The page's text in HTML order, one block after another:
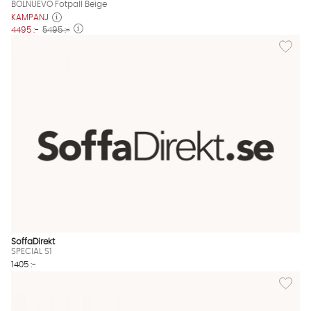
BOLNUEVO Fotpall Beige
KAMPANJ
4495 :- 5495 :-
Lägg till
SoffaDirekt
SPECIAL S1
1405 :-
Lägg